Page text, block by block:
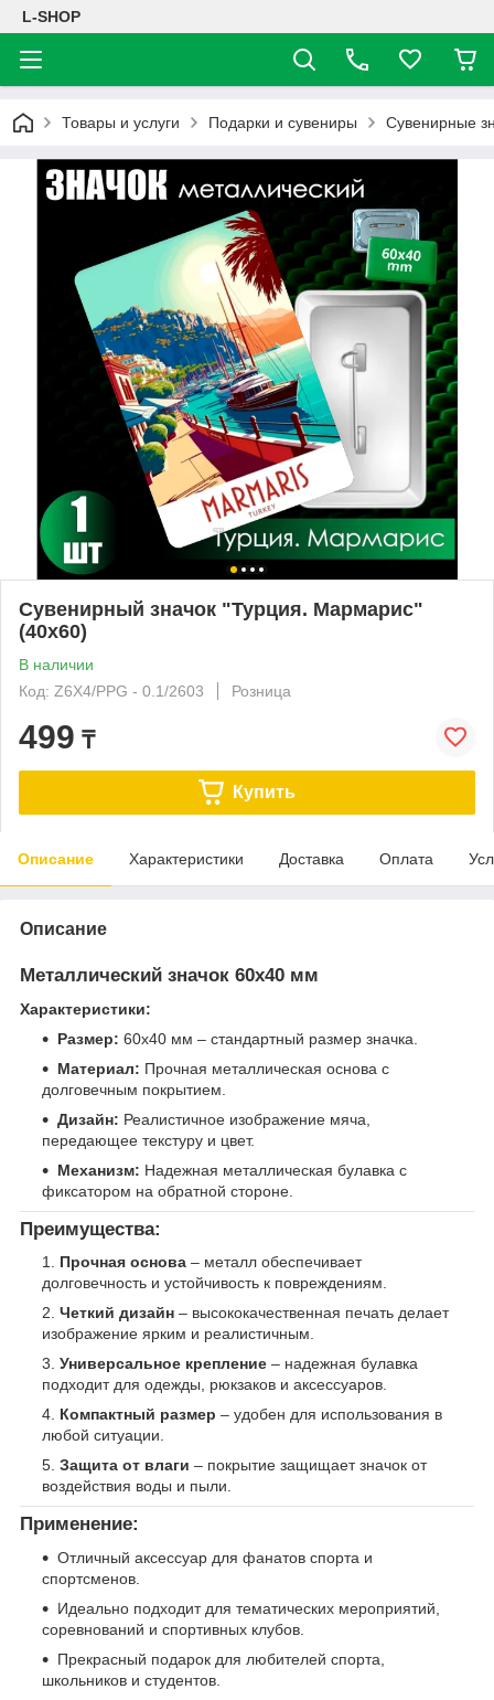
L-SHOP
Товары и услуги Подарки и сувениры Сувенирные
Сувенирный значок "Турция. Мармарис"
(40х60)
В наличии
Код: Z6X4/PPG - 0.1/2603
Розница
499 ₸
Купить
Описание Характеристики Доставка Оплата
Описание
Металлический значок 60х40 мм
Характеристики:
Размер: 60х40 мм – стандартный размер значка.
Материал: Прочная металлическая основа с
долговечным покрытием.
Дизайн: Реалистичное изображение мяча,
передающее текстуру и цвет.
Механизм: Надежная металлическая булавка с
фиксатором на обратной стороне.
Преимущества:
Прочная основа – металл обеспечивает
долговечность и устойчивость к повреждениям.
Четкий дизайн – высококачественная печать делает
изображение ярким и реалистичным.
Универсальное крепление – надежная булавка
подходит для одежды, рюкзаков и аксессуаров.
Компактный размер – удобен для использования в
любой ситуации.
Защита от влаги – покрытие защищает значок от
воздействия воды и пыли.
Применение:
Отличный аксессуар для фанатов спорта и
спортсменов.
Идеально подходит для тематических мероприятий,
соревнований и спортивных клубов.
Прекрасный подарок для любителей спорта,
школьников и студентов.